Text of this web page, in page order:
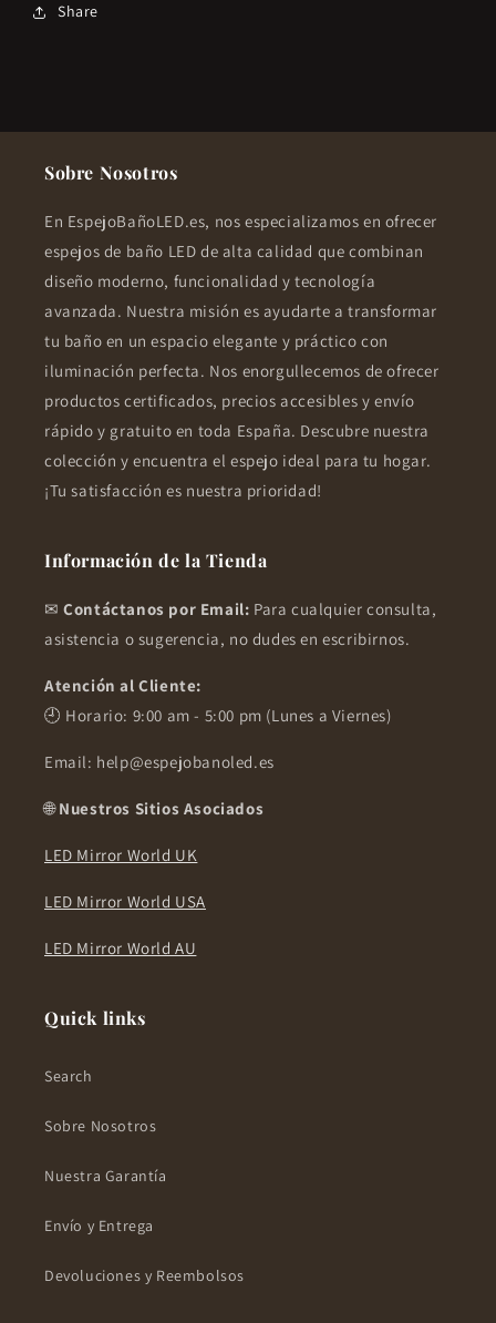
Share
Sobre Nosotros
En EspejoBañoLED.es, nos especializamos en ofrecer
espejos de baño LED de alta calidad que combinan
diseño moderno, funcionalidad y tecnología
avanzada. Nuestra misión es ayudarte a transformar
tu baño en un espacio elegante y práctico con
iluminación perfecta. Nos enorgullecemos de ofrecer
productos certificados, precios accesibles y envío
rápido y gratuito en toda España. Descubre nuestra
colección y encuentra el espejo ideal para tu hogar.
¡Tu satisfacción es nuestra prioridad!
Información de la Tienda
✉Contáctanos por Email: Para cualquier consulta,
asistencia o sugerencia, no dudes en escribirnos.
Atención al Cliente:
🕘 Horario: 9:00 am - 5:00 pm (Lunes a Viernes)
Email: help@espejobanoled.es
🌐Nuestros Sitios Asociados
LED Mirror World UK
LED Mirror World USA
LED Mirror World AU
Quick links
Search
Sobre Nosotros
Nuestra Garantía
Envío y Entrega
Devoluciones y Reembolsos